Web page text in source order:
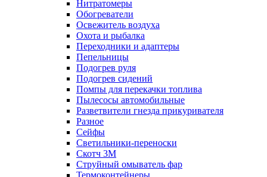
Нитратомеры
Обогреватели
Освежитель воздуха
Охота и рыбалка
Переходники и адаптеры
Пепельницы
Подогрев руля
Подогрев сидений
Помпы для перекачки топлива
Пылесосы автомобильные
Разветвители гнезда прикуривателя
Разное
Сейфы
Светильники-переноски
Скотч 3М
Струйный омыватель фар
Термоконтейнеры